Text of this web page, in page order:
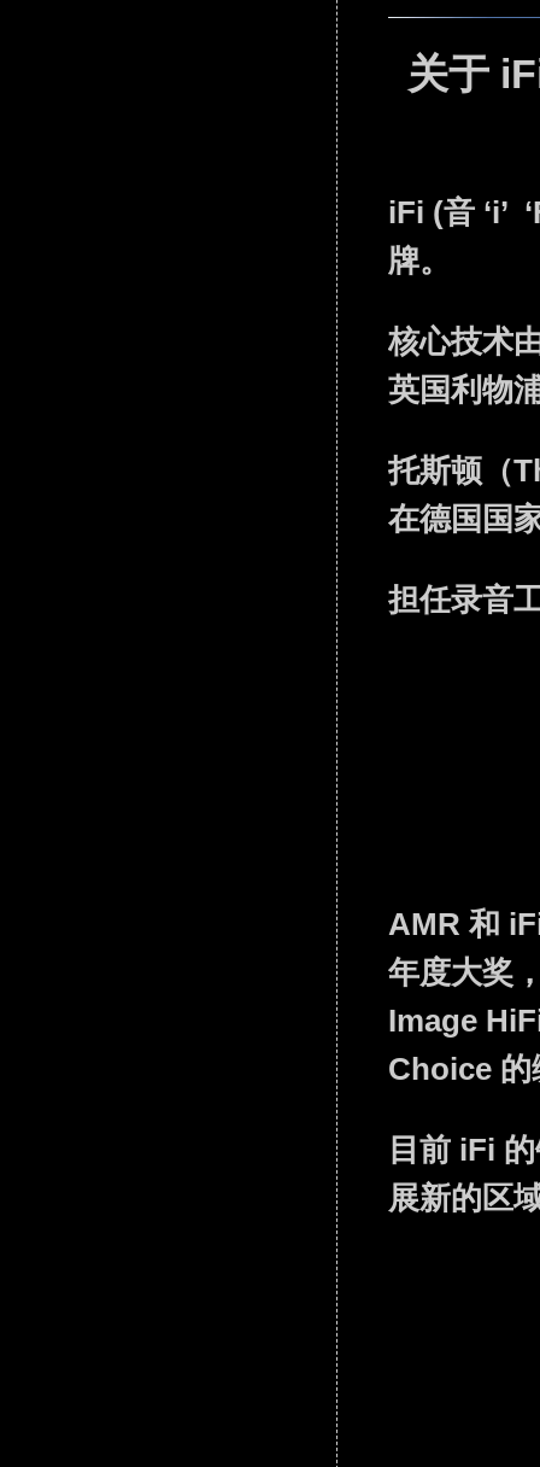
关于
iFi (音 ‘i’
牌。
核心技术
英国利物
托斯顿（
在德国国
担任录音
AMR 和
年度大奖
Image
Choice 的
目前 iFi
展新的区